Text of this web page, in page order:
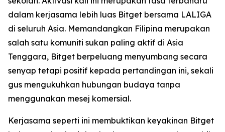
dalam kerjasama lebih luas Bitget bersama LALIGA
di seluruh Asia. Memandangkan Filipina merupakan
salah satu komuniti sukan paling aktif di Asia
Tenggara, Bitget berpeluang menyumbang secara
senyap tetapi positif kepada pertandingan ini, sekali
gus mengukuhkan hubungan budaya tanpa
menggunakan mesej komersial.
Kerjasama seperti ini membuktikan keyakinan Bitget